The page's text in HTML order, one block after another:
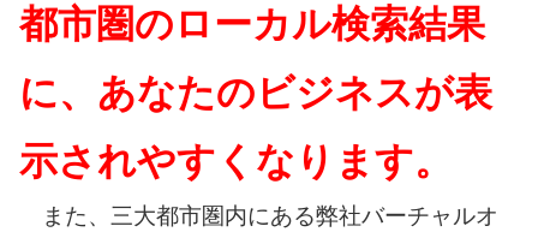
都市圏のローカル検索結果
に、あなたのビジネスが表
示されやすくなります。
また、三大都市圏内にある弊社バーチャルオ